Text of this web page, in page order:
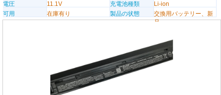
電圧
11.1V 充電池種類
Li-ion
可用
在庫有り 製品の状態
交換用バッテリー、新
品